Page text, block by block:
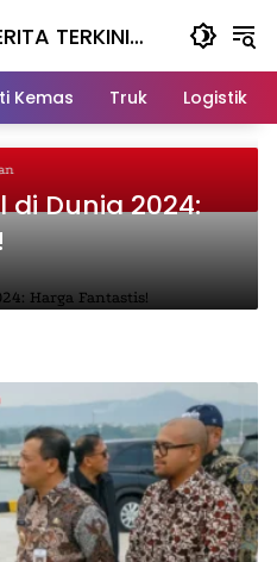
TERKINI
INI
Kemas Truk Logistik
di Dunia 2024: